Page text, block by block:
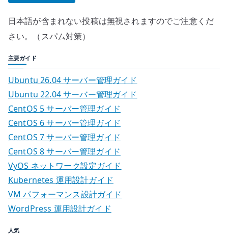
日本語が含まれない投稿は無視されますのでご注意くだ
さい。（スパム対策）
主要ガイド
Ubuntu 26.04 サーバー管理ガイド
Ubuntu 22.04 サーバー管理ガイド
CentOS 5 サーバー管理ガイド
CentOS 6 サーバー管理ガイド
CentOS 7 サーバー管理ガイド
CentOS 8 サーバー管理ガイド
VyOS ネットワーク設定ガイド
Kubernetes 運用設計ガイド
VM パフォーマンス設計ガイド
WordPress 運用設計ガイド
人気